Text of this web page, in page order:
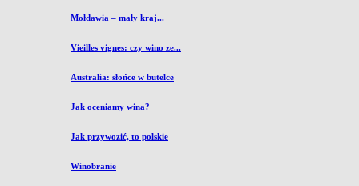
Mołdawia – mały kraj...
Vieilles vignes: czy wino ze...
Australia: słońce w butelce
Jak oceniamy wina?
Jak przywozić, to polskie
Winobranie